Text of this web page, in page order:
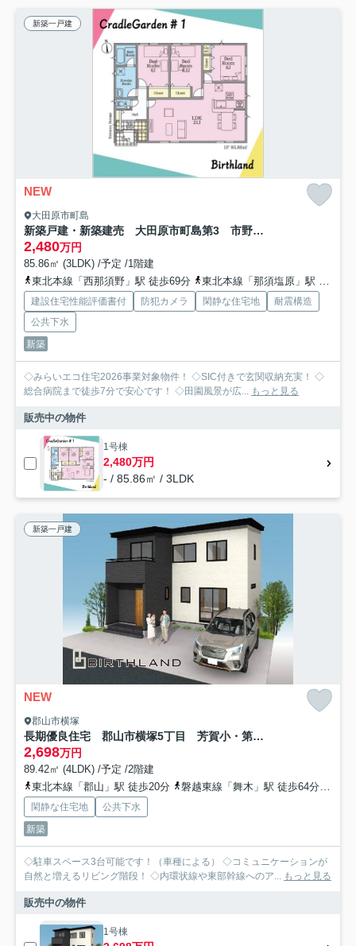
新築一戸建
NEW
大田原市町島
新築戸建・新築建売 大田原市町島第3 市野沢小・金田北中
2,480万円
85.86㎡ (3LDK) /予定 /1階建
東北本線「西那須野」駅 徒歩69分
東北本線「那須塩原」駅 徒歩76分
建設住宅性能評価書付 防犯カメラ 閑静な住宅地
耐震構造
公共下水
新築
◇みらいエコ住宅2026事業対象物件！ ◇SIC付きで玄関収納充実！ ◇
総合病院まで徒歩7分で安心です！ ◇田園風景が広... もっと見る
販売中の物件
1号棟
2,480万円
- / 85.86㎡ / 3LDK
新築一戸建
NEW
郡山市横塚
長期優良住宅 郡山市横塚5丁目 芳賀小・第四中
2,698万円
89.42㎡ (4LDK) /予定 /2階建
東北本線「郡山」駅 徒歩20分
磐越東線「舞木」駅 徒歩64分
閑静な住宅地
公共下水
新築
◇駐車スペース3台可能です！（車種による） ◇コミュニケーションが
自然と増えるリビング階段！ ◇内環状線や東部幹線へのア... もっと見る
販売中の物件
1号棟